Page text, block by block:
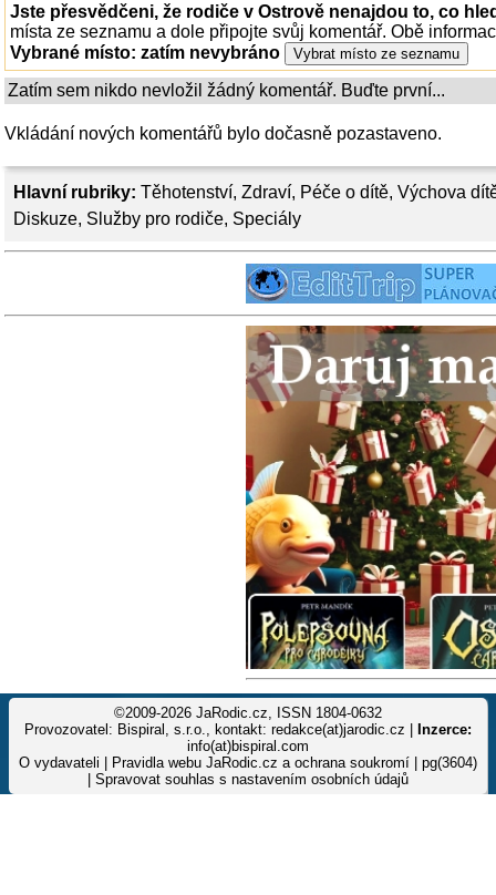
Hlavní rubriky: Těhotenství, Zdraví, Péče o dítě, Výchova
Diskuze, Služby pro rodiče, Speciály
Jste přesvědčeni, že rodiče v Ostrově nenajdou to, co
místa ze seznamu a dole připojte svůj komentář. Obě
Vybrané místo: zatím nevybráno
Zatím sem nikdo nevložil žádný komentář. Buďte první...
Vkládání nových komentářů bylo dočasně pozastaveno.
©2009-2026 JaRodic.cz, ISSN 1804-0632
Provozovatel: Bispiral, s.r.o., kontakt: redakce(at)jarodic.cz |
Inzerce:
info(at)bispiral.com
O vydavateli
Pravidla webu JaRodic.cz a ochrana soukromí | pg(3604)
Spravovat souhlas s nastavením osobních údajů